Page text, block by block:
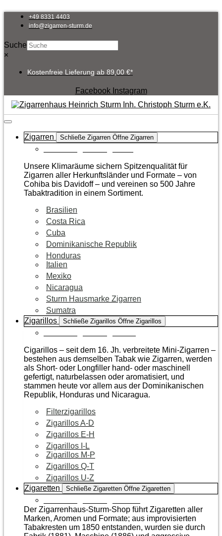
Inhalt
springen
+49 8331 4403
info@zigarren-sturm.de
Suche
×
Kostenfreie Lieferung ab 89,00 €*
Facebook Instagram
Zigarren Schließe Zigarren Öffne Zigarren
Unsere Klimaräume sichern Spitzenqualität für
Zigarren aller Herkunftsländer und Formate – von
Cohiba bis Davidoff – und vereinen so 500 Jahre
Tabaktradition in einem Sortiment.
Brasilien
Costa Rica
Cuba
Dominikanische Republik
Honduras
Italien
Mexiko
Nicaragua
Sturm Hausmarke Zigarren
Sumatra
Zigarillos
Schließe Zigarillos Öffne Zigarillos
Cigarillos – seit dem 16. Jh. verbreitete Mini-Zigarren –
bestehen aus demselben Tabak wie Zigarren, werden
als Short- oder Longfiller hand- oder maschinell
gefertigt, naturbelassen oder aromatisiert, und
stammen heute vor allem aus der Dominikanischen
Republik, Honduras und Nicaragua.
Filterzigarillos
Zigarillos A-D
Zigarillos E-H
Zigarillos I-L
Zigarillos M-P
Zigarillos Q-T
Zigarillos U-Z
Zigaretten
Schließe Zigaretten Öffne Zigaretten
Der Zigarrenhaus-Sturm-Shop führt Zigaretten aller
Marken, Aromen und Formate; aus improvisierten
Tabakresten um 1850 entstanden, wurden sie durch